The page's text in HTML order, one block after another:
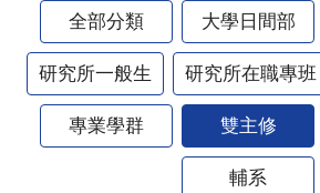
全部分類 大學日間部
研究所一般生 研究所在職專班
專業學群 雙主修
輔系